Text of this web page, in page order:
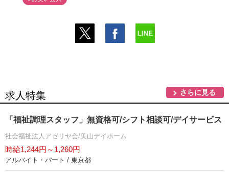
求人特集 さらに見る
「福祉調理スタッフ」無資格可/シフト相談可/デイサービス
社会福祉法人アゼリヤ会/美山デイホーム
時給1,244円～1,260円
アルバイト・パート / 東京都